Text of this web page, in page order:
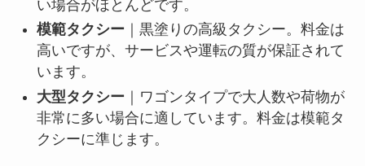
い場合がほとんどです。
模範タクシー ｜黒塗りの高級タクシー。料金は
高いですが、サービスや運転の質が保証されて
います。
大型タクシー ｜ワゴンタイプで大人数や荷物が
非常に多い場合に適しています。料金は模範タ
クシーに準じます。